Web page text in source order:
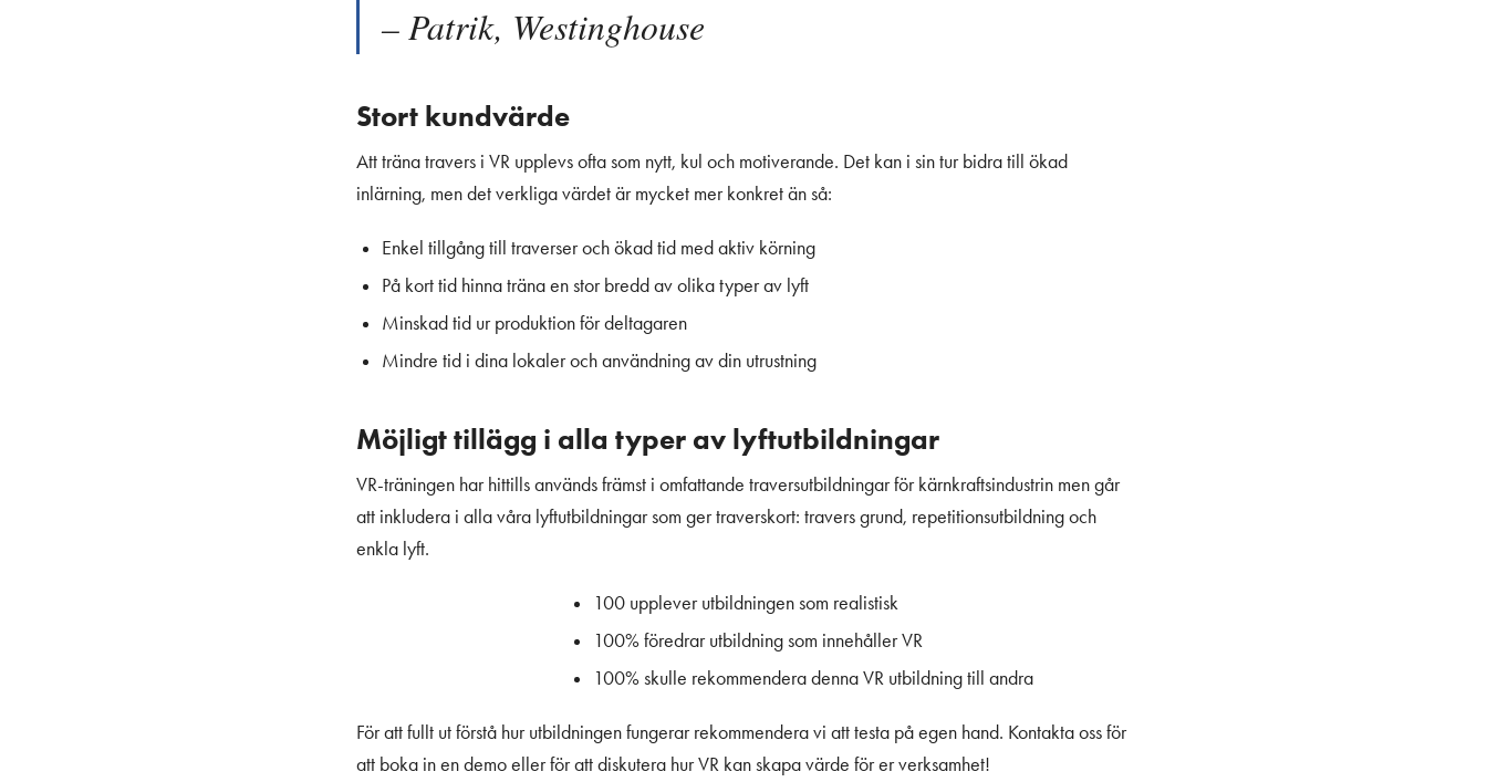
– Patrik, Westinghouse
Stort kundvärde
Att träna travers i VR upplevs ofta som nytt, kul och motiverande. Det kan i sin tur bidra till ökad
inlärning, men det verkliga värdet är mycket mer konkret än så:
Enkel tillgång till traverser och ökad tid med aktiv körning
På kort tid hinna träna en stor bredd av olika typer av lyft
Minskad tid ur produktion för deltagaren
Mindre tid i dina lokaler och användning av din utrustning
Möjligt tillägg i alla typer av lyftutbildningar
VR-träningen har hittills används främst i omfattande traversutbildningar för kärnkraftsindustrin men går
att inkludera i alla våra lyftutbildningar som ger traverskort: travers grund, repetitionsutbildning och
enkla lyft.
100 upplever utbildningen som realistisk
100% föredrar utbildning som innehåller VR
100% skulle rekommendera denna VR utbildning till andra
För att fullt ut förstå hur utbildningen fungerar rekommendera vi att testa på egen hand. Kontakta oss för
att boka in en demo eller för att diskutera hur VR kan skapa värde för er verksamhet!